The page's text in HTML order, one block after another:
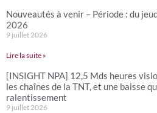
Nouveautés à venir – Période : du
2026
9 juillet 2026
Lire la suite »
[INSIGHT NPA] 12,5 Mds heures
les chaînes de la TNT, et une baisse
ralentissement
9 juillet 2026